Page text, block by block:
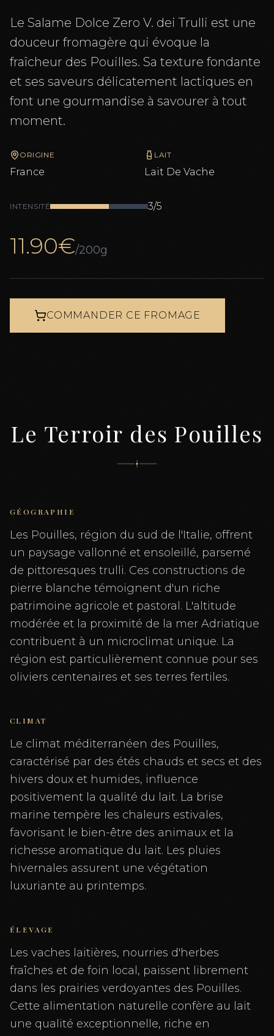
Le Salame Dolce Zero V. dei Trulli est une
douceur fromagère qui évoque la
fraîcheur des Pouilles. Sa texture fondante
et ses saveurs délicatement lactiques en
font une gourmandise à savourer à tout
moment.
ORIGINE
France
LAIT
Lait De Vache
INTENSITÉ 3/5
11.90€/200g
COMMANDER CE FROMAGE
Le Terroir des Pouilles
GÉOGRAPHIE
Les Pouilles, région du sud de l'Italie, offrent
un paysage vallonné et ensoleillé, parsemé
de pittoresques trulli. Ces constructions de
pierre blanche témoignent d'un riche
patrimoine agricole et pastoral. L'altitude
modérée et la proximité de la mer Adriatique
contribuent à un microclimat unique. La
région est particulièrement connue pour ses
oliviers centenaires et ses terres fertiles.
CLIMAT
Le climat méditerranéen des Pouilles,
caractérisé par des étés chauds et secs et des
hivers doux et humides, influence
positivement la qualité du lait. La brise
marine tempère les chaleurs estivales,
favorisant le bien-être des animaux et la
richesse aromatique du lait. Les pluies
hivernales assurent une végétation
luxuriante au printemps.
ÉLEVAGE
Les vaches laitières, nourries d'herbes
fraîches et de foin local, paissent librement
dans les prairies verdoyantes des Pouilles.
Cette alimentation naturelle confère au lait
une qualité exceptionnelle, riche en